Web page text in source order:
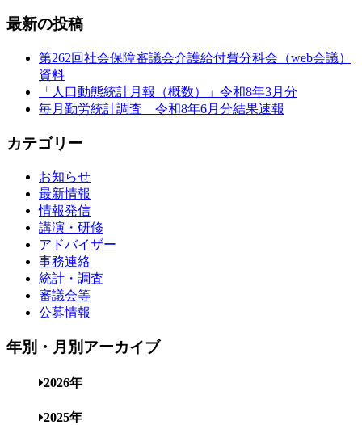
最新の投稿
第262回社会保障審議会介護給付費分科会（web会議）
資料
「人口動態統計月報（概数）」令和8年3月分
毎月勤労統計調査 令和8年6月分結果速報
カテゴリー
お知らせ
最新情報
情報発信
講演・研修
アドバイザー
事務連絡
統計・調査
審議会等
公募情報
年別・月別アーカイブ
2026年
2025年